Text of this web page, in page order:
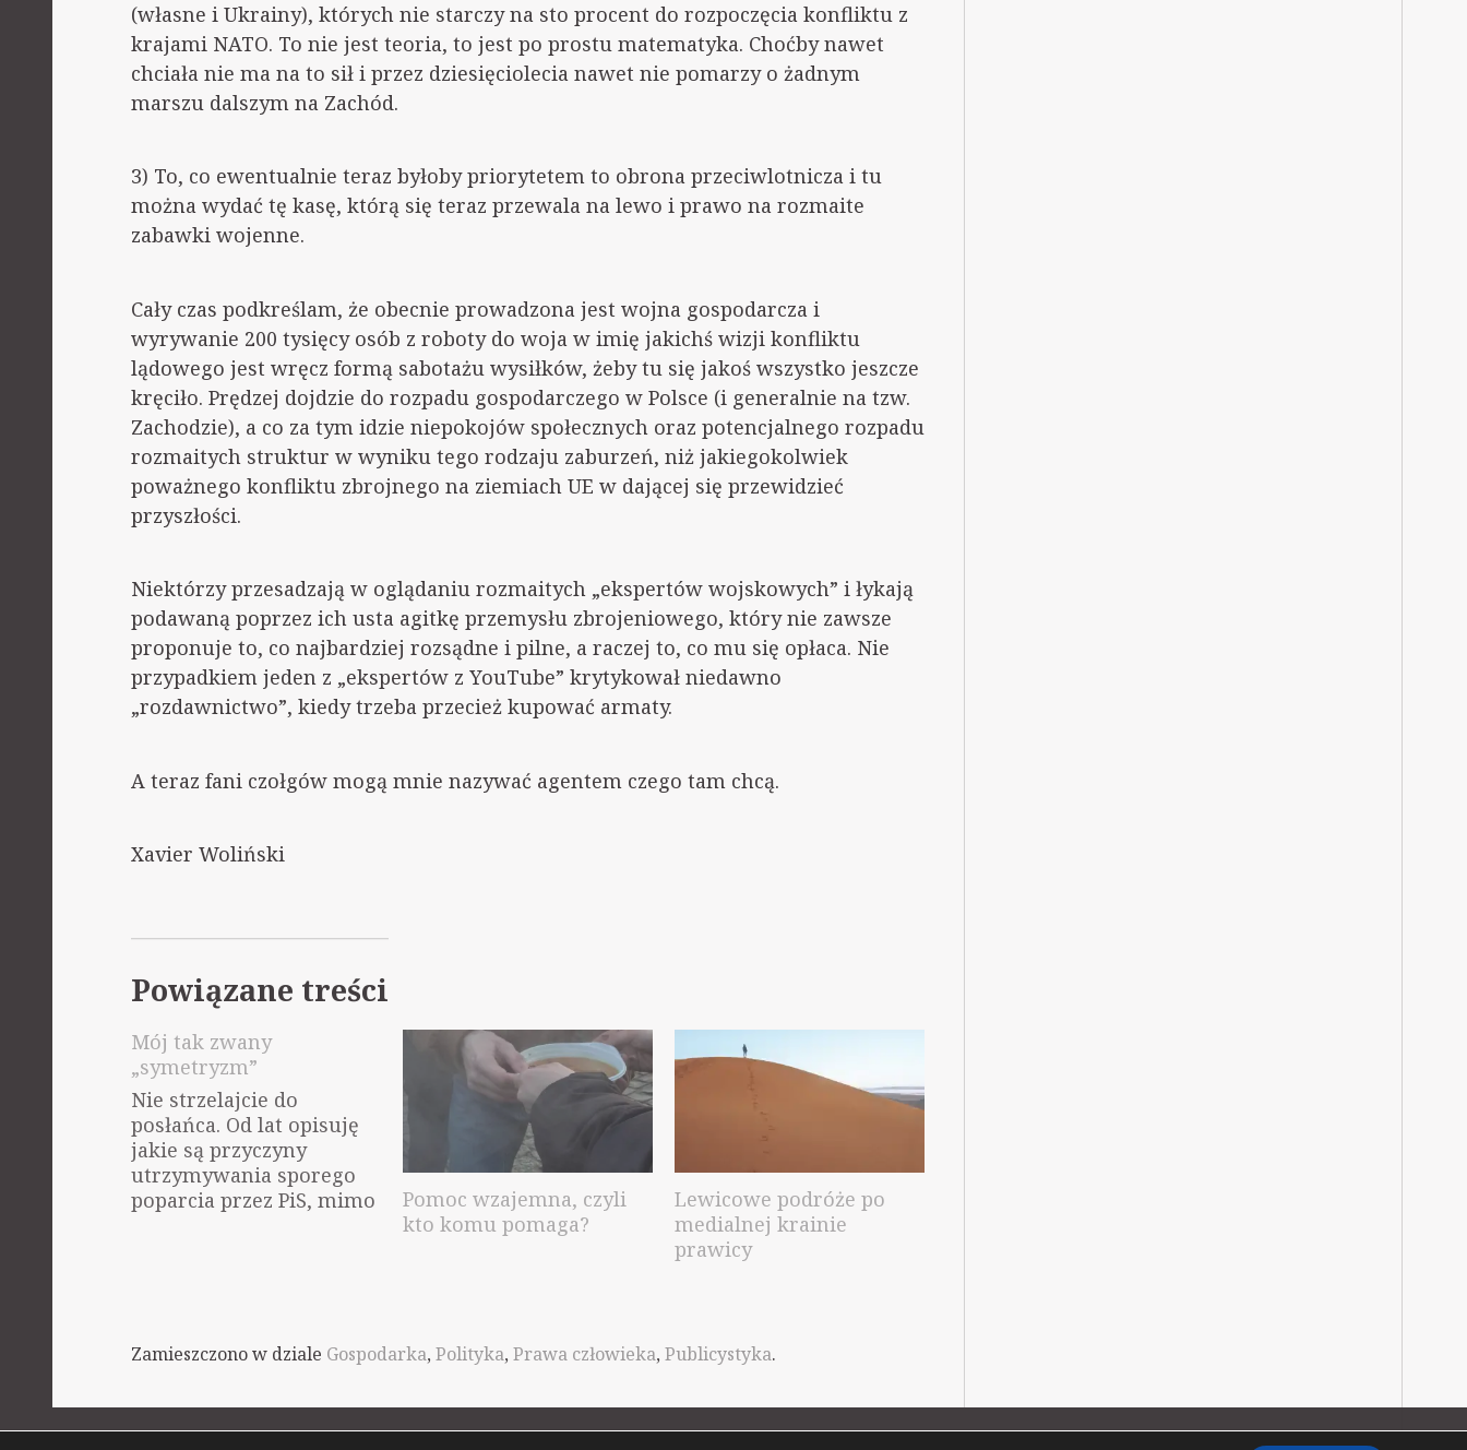
(własne i Ukrainy), których nie starczy na sto procent do rozpoczęcia konfliktu z
krajami NATO. To nie jest teoria, to jest po prostu matematyka. Choćby nawet
chciała nie ma na to sił i przez dziesięciolecia nawet nie pomarzy o żadnym
marszu dalszym na Zachód.
3) To, co ewentualnie teraz byłoby priorytetem to obrona przeciwlotnicza i tu
można wydać tę kasę, którą się teraz przewala na lewo i prawo na rozmaite
zabawki wojenne.
Cały czas podkreślam, że obecnie prowadzona jest wojna gospodarcza i
wyrywanie 200 tysięcy osób z roboty do woja w imię jakichś wizji konfliktu
lądowego jest wręcz formą sabotażu wysiłków, żeby tu się jakoś wszystko jeszcze
kręciło. Prędzej dojdzie do rozpadu gospodarczego w Polsce (i generalnie na tzw.
Zachodzie), a co za tym idzie niepokojów społecznych oraz potencjalnego rozpadu
rozmaitych struktur w wyniku tego rodzaju zaburzeń, niż jakiegokolwiek
poważnego konfliktu zbrojnego na ziemiach UE w dającej się przewidzieć
przyszłości.
Niektórzy przesadzają w oglądaniu rozmaitych „ekspertów wojskowych” i łykają
podawaną poprzez ich usta agitkę przemysłu zbrojeniowego, który nie zawsze
proponuje to, co najbardziej rozsądne i pilne, a raczej to, co mu się opłaca. Nie
przypadkiem jeden z „ekspertów z YouTube” krytykował niedawno
„rozdawnictwo”, kiedy trzeba przecież kupować armaty.
A teraz fani czołgów mogą mnie nazywać agentem czego tam chcą.
Xavier Woliński
Powiązane treści
Mój tak zwany
„symetryzm”
Nie strzelajcie do
posłańca. Od lat opisuję
jakie są przyczyny
utrzymywania sporego
poparcia przez PiS, mimo
"silni razem" i tym
bzdury, jak to moje
opisywanie
Pomoc wzajemna, czyli
kto komu pomaga?
Lewicowe podróże po
medialnej krainie
prawicy
Zamieszczono w dziale Gospodarka, Polityka, Prawa człowieka, Publicystyka.